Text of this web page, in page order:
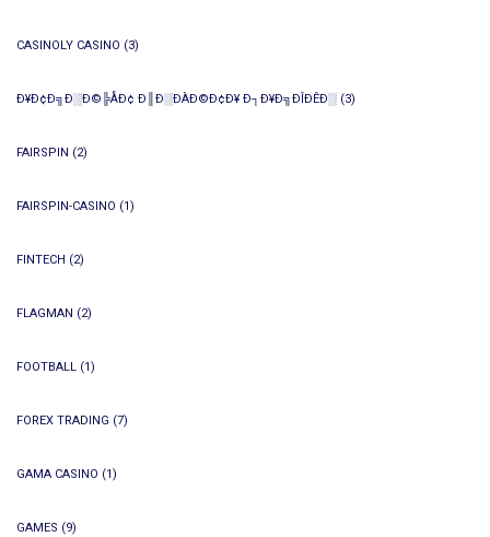
CASINOLY CASINO (3)
Ð¥Ð¢Ð╗Ð░Ð©╠ÅÐ¢ Ð║Ð░ÐÀÐ©Ð¢Ð¥ Ð┐Ð¥Ð╗ÐÎÐÊÐ░ (3)
FAIRSPIN (2)
FAIRSPIN-CASINO (1)
FINTECH (2)
FLAGMAN (2)
FOOTBALL (1)
FOREX TRADING (7)
GAMA CASINO (1)
GAMES (9)